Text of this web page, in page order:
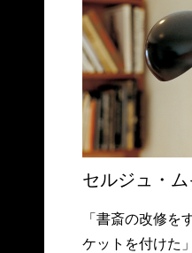
セルジュ・
「書斎の改修を
ケットを付けた